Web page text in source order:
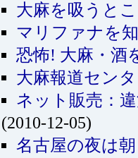
大麻を吸うと
マリファナを
恐怖! 大麻・酒
大麻報道セン
ネット販売：
(2010-12-05)
名古屋の夜は